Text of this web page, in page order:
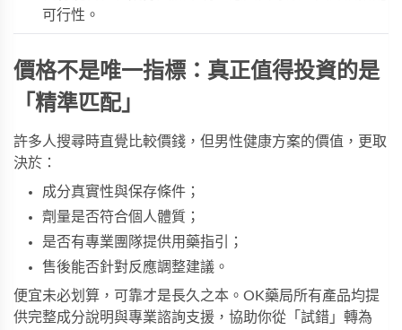
可行性。
價格不是唯一指標：真正值得投資的是
「精準匹配」
許多人搜尋時直覺比較價錢，但男性健康方案的價值，更取
決於：
成分真實性與保存條件；
劑量是否符合個人體質；
是否有專業團隊提供用藥指引；
售後能否針對反應調整建議。
便宜未必划算，可靠才是長久之本。OK藥局所有產品均提
供完整成分說明與專業諮詢支援，協助你從「試錯」轉為